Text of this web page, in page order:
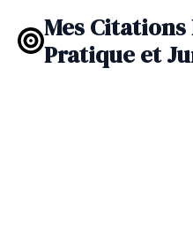
contenu
Mes Citations
Pratique et